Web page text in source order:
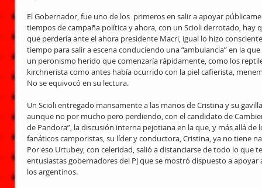
El Gobernador, fue uno de los  primeros en salir a apoyar
tiempos de campaña política y ahora, con un Scioli derrotado, hay
que perdería ante el ahora presidente Macri, igual lo hizo
tiempo para salir a escena conduciendo una “ambulancia” en la
un peronismo herido que comenzaría rápidamente, como los
kirchnerista como antes había ocurrido con la piel cafierista,
No se equivocó en su lectura.
Un Scioli entregado mansamente a las manos de Cristina y su
aunque no por mucho pero perdiendo, con el candidato de
de Pandora”, la discusión interna pejotiana en la que, y más allá
fanáticos camporistas, su líder y conductora, Cristina, ya no tiene
Por eso Urtubey, con celeridad, salió a distanciarse de todo lo que
entusiastas gobernadores del PJ que se mostró dispuesto a
los argentinos.